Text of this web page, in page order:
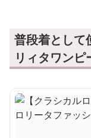
普段着として
リィタワンピ